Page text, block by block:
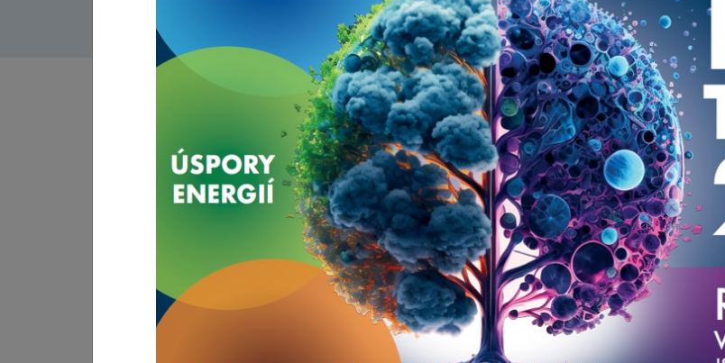
INFOTHERMA 2026
Mezinárodní výstavy, kongresy a další akce zaměřené na váš obor.
Hlavním posláním výstavy je prezentovat nejmodernější produkty, aktuality a služby, které
potencionálním zákazníkům dokáží snížit rostoucí náklady spojené s energiemi. Zároveň tato
výstava ukazuje směry, kterými se bude problematika energií a úspor v nejbližší době ubírat. Je